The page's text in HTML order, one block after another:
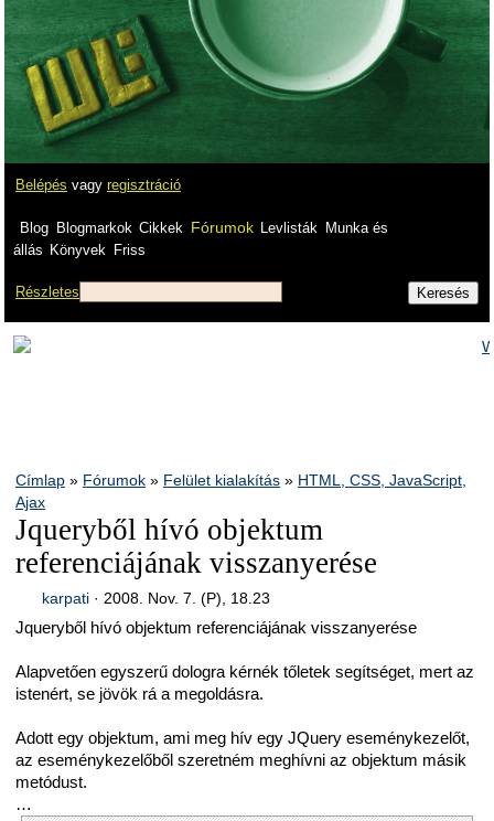
Belépés vagy regisztráció
Blog Blogmarkok Cikkek Fórumok Levlisták
Munka és
állás Könyvek Friss
Részletes
Címlap » Fórumok » Felület kialakítás » HTML, CSS, JavaScript,
Ajax
Jqueryből hívó objektum
referenciájának visszanyerése
karpati· 2008. Nov. 7. (P), 18.23
Jqueryből hívó objektum referenciájának visszanyerése
Alapvetően egyszerű dologra kérnék tőletek segítséget, mert az
istenért, se jövök rá a megoldásra.
Adott egy objektum, ami meg hív egy JQuery eseménykezelőt,
az eseménykezelőből szeretném meghívni az objektum másik
metódust.
…